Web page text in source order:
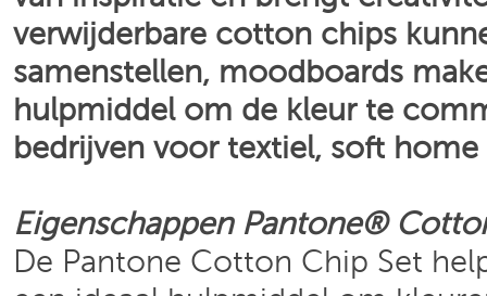
verwijderbare cotton chips
samenstellen, moodboards
hulpmiddel om de kleur te
bedrijven voor textiel, soft home
Eigenschappen Pantone®
De Pantone Cotton Chip Set